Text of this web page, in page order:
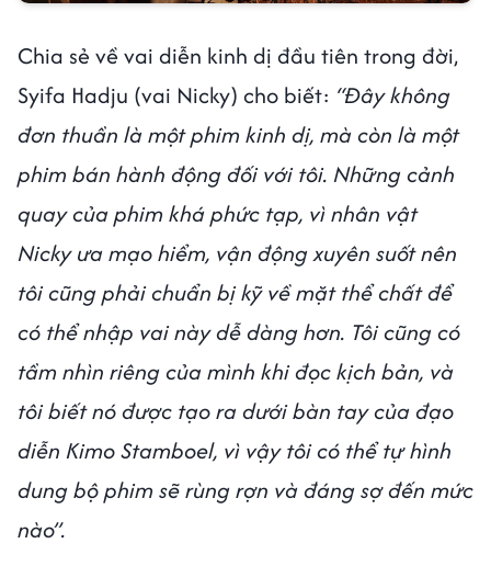
Chia sẻ về vai diễn kinh dị đầu tiên trong đời,
Syifa Hadju (vai Nicky) cho biết: “Đây không
đơn thuần là một phim kinh dị, mà còn là một
phim bán hành động đối với tôi. Những cảnh
quay của phim khá phức tạp, vì nhân vật
Nicky ưa mạo hiểm, vận động xuyên suốt nên
tôi cũng phải chuẩn bị kỹ về mặt thể chất để
có thể nhập vai này dễ dàng hơn. Tôi cũng có
tầm nhìn riêng của mình khi đọc kịch bản, và
tôi biết nó được tạo ra dưới bàn tay của đạo
diễn Kimo Stamboel, vì vậy tôi có thể tự hình
dung bộ phim sẽ rùng rợn và đáng sợ đến mức
nào”.